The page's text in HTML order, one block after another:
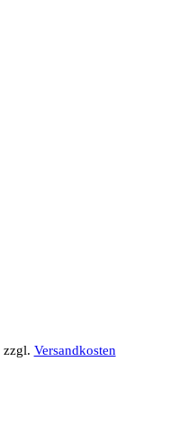
zzgl. Versandkosten